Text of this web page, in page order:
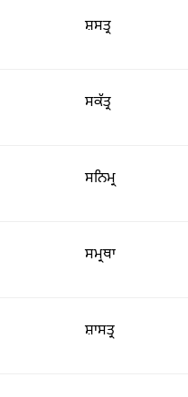
ਸ਼ਸਤ੍ਰ
ਸਕੱਤ੍ਰ
ਸਨਿਮ੍ਰ
ਸਮ੍ਰਥਾ
ਸ਼ਾਸਤ੍ਰ